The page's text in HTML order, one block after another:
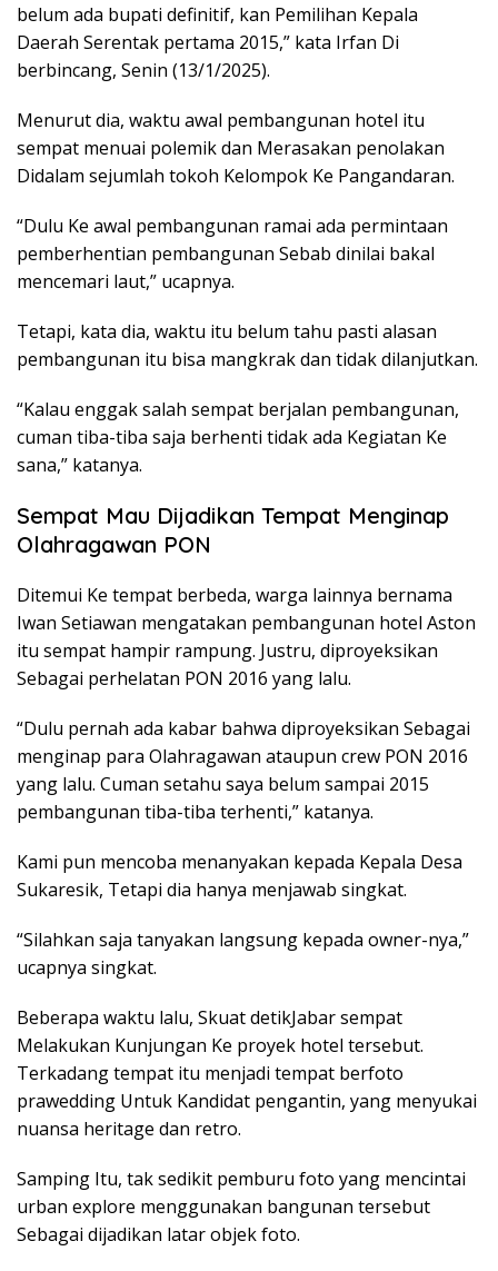
belum ada bupati definitif, kan Pemilihan Kepala
Daerah Serentak pertama 2015,” kata Irfan Di
berbincang, Senin (13/1/2025).
Menurut dia, waktu awal pembangunan hotel itu
sempat menuai polemik dan Merasakan penolakan
Didalam sejumlah tokoh Kelompok Ke Pangandaran.
“Dulu Ke awal pembangunan ramai ada permintaan
pemberhentian pembangunan Sebab dinilai bakal
mencemari laut,” ucapnya.
Tetapi, kata dia, waktu itu belum tahu pasti alasan
pembangunan itu bisa mangkrak dan tidak dilanjutkan.
“Kalau enggak salah sempat berjalan pembangunan,
cuman tiba-tiba saja berhenti tidak ada Kegiatan Ke
sana,” katanya.
Sempat Mau Dijadikan Tempat Menginap
Olahragawan PON
Ditemui Ke tempat berbeda, warga lainnya bernama
Iwan Setiawan mengatakan pembangunan hotel Aston
itu sempat hampir rampung. Justru, diproyeksikan
Sebagai perhelatan PON 2016 yang lalu.
“Dulu pernah ada kabar bahwa diproyeksikan Sebagai
menginap para Olahragawan ataupun crew PON 2016
yang lalu. Cuman setahu saya belum sampai 2015
pembangunan tiba-tiba terhenti,” katanya.
Kami pun mencoba menanyakan kepada Kepala Desa
Sukaresik, Tetapi dia hanya menjawab singkat.
“Silahkan saja tanyakan langsung kepada owner-nya,”
ucapnya singkat.
Beberapa waktu lalu, Skuat detikJabar sempat
Melakukan Kunjungan Ke proyek hotel tersebut.
Terkadang tempat itu menjadi tempat berfoto
prawedding Untuk Kandidat pengantin, yang menyukai
nuansa heritage dan retro.
Samping Itu, tak sedikit pemburu foto yang mencintai
urban explore menggunakan bangunan tersebut
Sebagai dijadikan latar objek foto.